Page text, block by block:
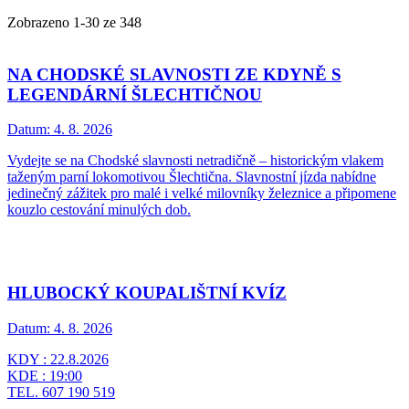
Zobrazeno 1-30 ze 348
NA CHODSKÉ SLAVNOSTI ZE KDYNĚ S
LEGENDÁRNÍ ŠLECHTIČNOU
Datum: 4. 8. 2026
Vydejte se na Chodské slavnosti netradičně – historickým vlakem
taženým parní lokomotivou Šlechtična. Slavnostní jízda nabídne
jedinečný zážitek pro malé i velké milovníky železnice a připomene
kouzlo cestování minulých dob.
HLUBOCKÝ KOUPALIŠTNÍ KVÍZ
Datum: 4. 8. 2026
KDY : 22.8.2026
KDE : 19:00
TEL. 607 190 519